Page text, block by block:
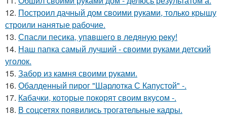
12. Построил дачный дом своими руками, только крышу
строили нанятые рабочие.
13. Спасли песика, упaвшего в ледяную рeку!
14. Наш папка самый лучший - своими руками детский
уголок.
15. Забор из камня своими руками.
16. Обалденный пирог "Шарлотка С Капустой" -.
17. Кабачки, которые покорят своим вкусом -.
18. В соцсетях появились трогательные кадры.